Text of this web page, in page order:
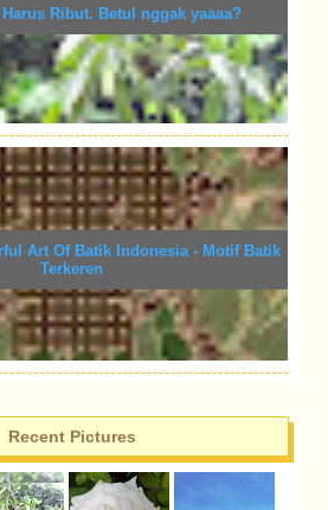
Harus Ribut. Betul nggak yaaaa?
Art Of Batik Indonesia - Motif Batik
Terkeren
Recent Pictures